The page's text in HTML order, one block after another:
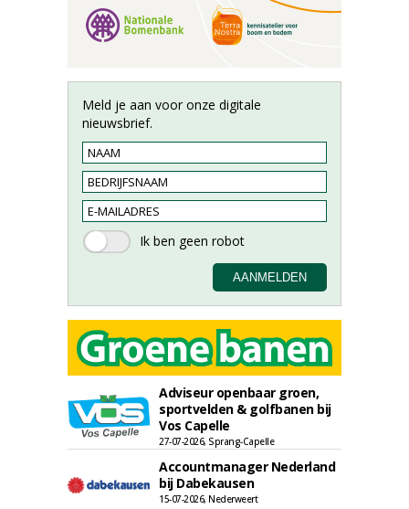
Meld je aan voor onze digitale
nieuwsbrief.
Adviseur openbaar groen,
sportvelden & golfbanen bij
Vos Capelle
27-07-2026, Sprang-Capelle
Accountmanager Nederland
bij Dabekausen
15-07-2026, Nederweert